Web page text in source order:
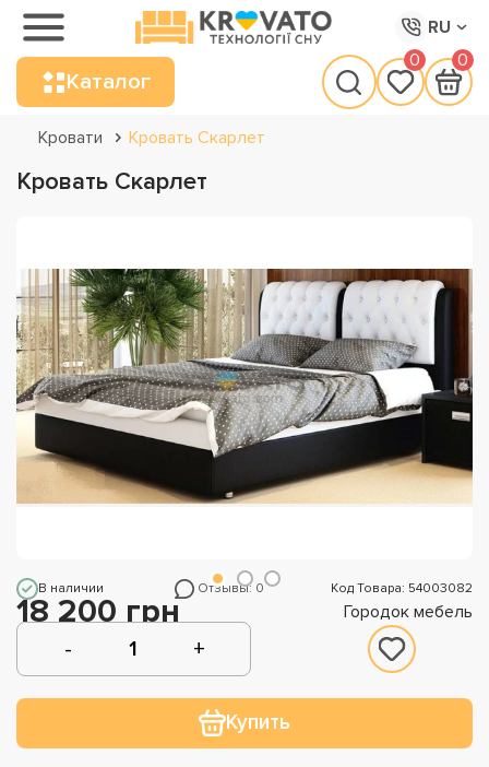
RU
Каталог
0 0
Кровати Кровать Скарлет
Кровать Скарлет
В наличии Отзывы: 0 Код Товара: 54003082
18 200 грн Городок мебель
Купить